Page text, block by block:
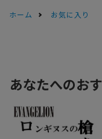
ホーム お気に入り